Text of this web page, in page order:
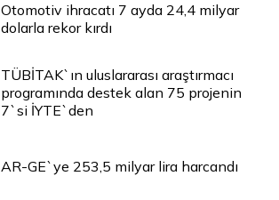
Otomotiv ihracatı 7 ayda 24,4 milyar
dolarla rekor kırdı
TÜBİTAK`ın uluslararası araştırmacı
programında destek alan 75 projenin
7`si İYTE`den
AR-GE`ye 253,5 milyar lira harcandı